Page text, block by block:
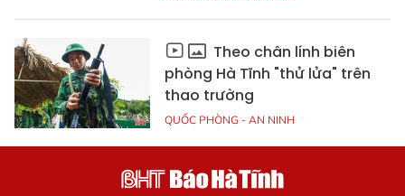
Theo chân lính biên
phòng Hà Tĩnh "thử lửa" trên
thao trường
QUỐC PHÒNG - AN NINH